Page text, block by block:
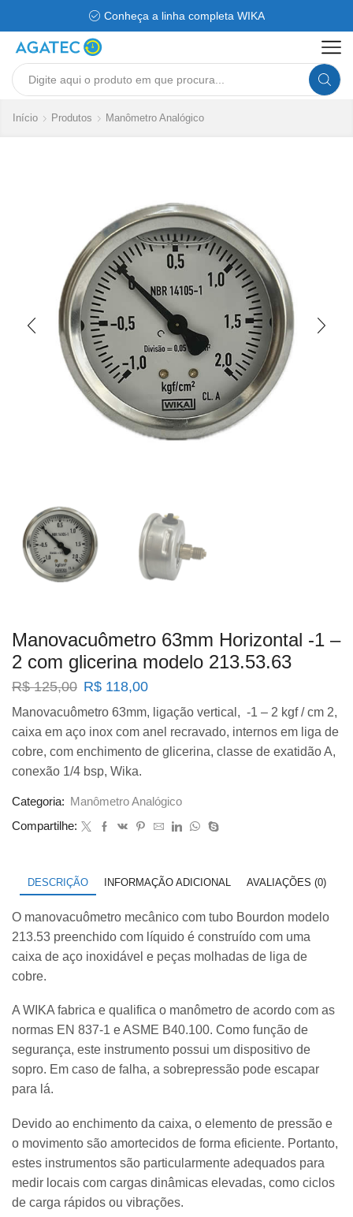
Conheça a linha completa WIKA
Search
Início Produtos Manômetro Analógico
Manovacuômetro 63mm Horizontal -1 –
2 com glicerina modelo 213.53.63
R$125,00 O
original
era:
R$ 125,00.
R$ 118,00O
atual
é:
R$ 118,00.
Manovacuômetro 63mm, ligação vertical, -1 – 2 kgf / cm 2,
caixa em aço inox com anel recravado, internos em liga de
cobre, com enchimento de glicerina, classe de exatidão A,
conexão 1/4 bsp, Wika.
Categoria:
Manômetro Analógico
Compartilhe:
DESCRIÇÃO INFORMAÇÃO ADICIONAL AVALIAÇÕES (0)
O manovacuômetro mecânico com tubo Bourdon modelo
213.53 preenchido com líquido é construído com uma
caixa de aço inoxidável e peças molhadas de liga de
cobre.
A WIKA fabrica e qualifica o manômetro de acordo com as
normas EN 837-1 e ASME B40.100. Como função de
segurança, este instrumento possui um dispositivo de
sopro. Em caso de falha, a sobrepressão pode escapar
para lá.
Devido ao enchimento da caixa, o elemento de pressão e
o movimento são amortecidos de forma eficiente. Portanto,
estes instrumentos são particularmente adequados para
medir locais com cargas dinâmicas elevadas, como ciclos
de carga rápidos ou vibrações.